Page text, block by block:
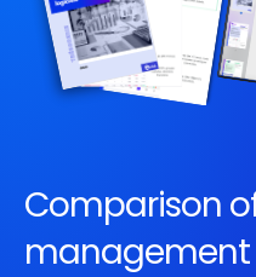
Comparison